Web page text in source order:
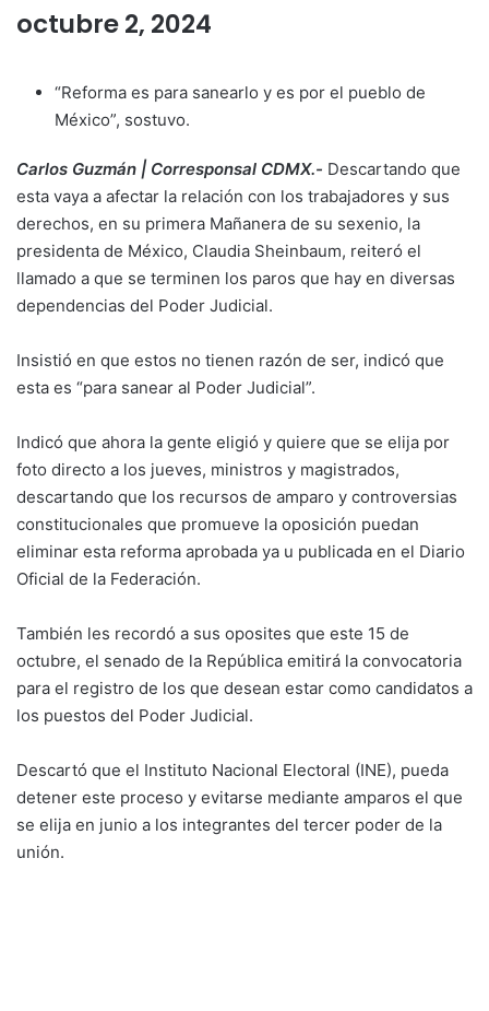
octubre 2, 2024
“Reforma es para sanearlo y es por el pueblo de
México”, sostuvo.
Carlos Guzmán | Corresponsal CDMX.- Descartando que
esta vaya a afectar la relación con los trabajadores y sus
derechos, en su primera Mañanera de su sexenio, la
presidenta de México, Claudia Sheinbaum, reiteró el
llamado a que se terminen los paros que hay en diversas
dependencias del Poder Judicial.
Insistió en que estos no tienen razón de ser, indicó que
esta es “para sanear al Poder Judicial”.
Indicó que ahora la gente eligió y quiere que se elija por
foto directo a los jueves, ministros y magistrados,
descartando que los recursos de amparo y controversias
constitucionales que promueve la oposición puedan
eliminar esta reforma aprobada ya u publicada en el Diario
Oficial de la Federación.
También les recordó a sus oposites que este 15 de
octubre, el senado de la República emitirá la convocatoria
para el registro de los que desean estar como candidatos a
los puestos del Poder Judicial.
Descartó que el Instituto Nacional Electoral (INE), pueda
detener este proceso y evitarse mediante amparos el que
se elija en junio a los integrantes del tercer poder de la
unión.